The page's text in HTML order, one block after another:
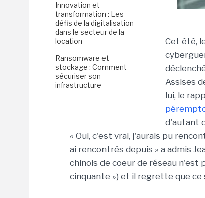
Innovation et
transformation : Les
défis de la digitalisation
dans le secteur de la
location
Ransomware et
stockage : Comment
sécuriser son
infrastructure
Cet été,
Assises
lui, le
d'autant
« Oui, c'est vrai, j'aurais pu
ai rencontrés depuis » a admis
chinois de coeur de réseau n'est
cinquante ») et il regrette que